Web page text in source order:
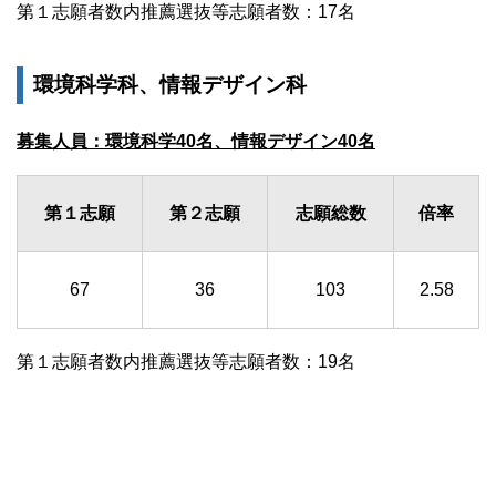
第１志願者数内推薦選抜等志願者数：17名
環境科学科、情報デザイン科
募集人員：環境科学40名、情報デザイン40名
第１志願 第２志願 志願総数 倍率
67 36 103 2.58
第１志願者数内推薦選抜等志願者数：19名